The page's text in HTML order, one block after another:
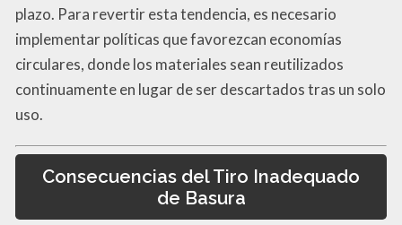
plazo. Para revertir esta tendencia, es necesario
implementar políticas que favorezcan economías
circulares, donde los materiales sean reutilizados
continuamente en lugar de ser descartados tras un solo
uso.
Consecuencias del Tiro Inadequado
de Basura